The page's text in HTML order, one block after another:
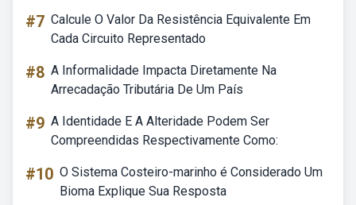
#7 Calcule O Valor Da Resistência Equivalente Em
Cada Circuito Representado
#8 A Informalidade Impacta Diretamente Na
Arrecadação Tributária De Um País
#9 A Identidade E A Alteridade Podem Ser
Compreendidas Respectivamente Como:
#10 O Sistema Costeiro-marinho é Considerado Um
Bioma Explique Sua Resposta